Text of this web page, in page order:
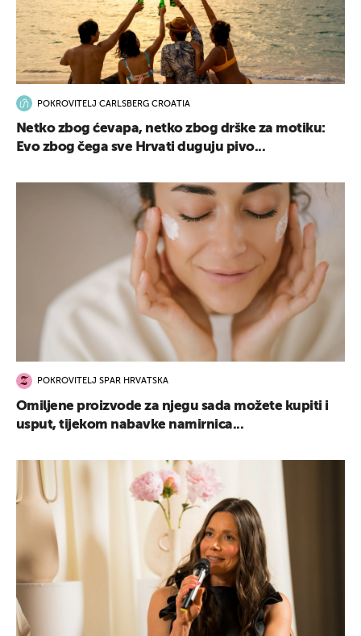
POKROVITELJ CARLSBERG CROATIA
Netko zbog ćevapa, netko zbog drške za motiku:
Evo zbog čega sve Hrvati duguju pivo...
POKROVITELJ SPAR HRVATSKA
Omiljene proizvode za njegu sada možete kupiti i
usput, tijekom nabavke namirnica...